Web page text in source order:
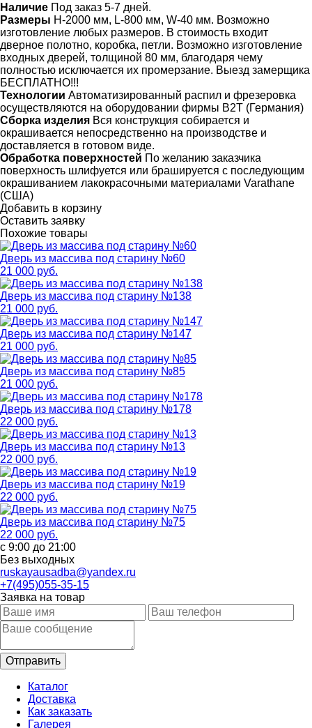
Наличие Под заказ 5-7 дней.
Размеры Н-2000 мм, L-800 мм, W-40 мм. Возможно
изготовление любых размеров. В стоимость входит
дверное полотно, коробка, петли. Возможно изготовление
входных дверей, толщиной 80 мм, благодаря чему
полностью исключается их промерзание. Выезд замерщика
БЕСПЛАТНО!!!
Технологии Автоматизированный распил и фрезеровка
осуществляются на оборудовании фирмы B2T (Германия)
Сборка изделия Вся конструкция собирается и
окрашивается непосредственно на производстве и
доставляется в готовом виде.
Обработка поверхностей По желанию заказчика
поверхность шлифуется или брашируется с последующим
окрашиванием лакокрасочными материалами Varathane
(США)
Добавить в корзину
Оставить заявку
Похожие товары
Дверь из массива под старину №60
21 000 руб.
Дверь из массива под старину №138
21 000 руб.
Дверь из массива под старину №147
21 000 руб.
Дверь из массива под старину №85
21 000 руб.
Дверь из массива под старину №178
22 000 руб.
Дверь из массива под старину №13
22 000 руб.
Дверь из массива под старину №19
22 000 руб.
Дверь из массива под старину №75
22 000 руб.
с 9:00 до 21:00
Без выходных
ruskayausadba@yandex.ru
+7(495)055-35-15
Заявка на товар
Каталог
Доставка
Как заказать
Галерея